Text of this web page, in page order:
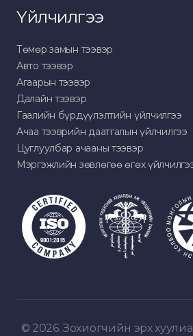
Үйлчилгээ
Төмөр замын тээвэр
Авто тээвэр
Агаарын тээвэр
Далайн тээвэр
Гаалийн бүрдүүлэлтийн үйлчилгээ
Ачаа тээврийн даатгалын үйлчилгээ
Цуглуулбар ачааны тээвэр
Мэргэжлийн зөвлөгөө өгөх
© 2026. Зохиогчийн эрх